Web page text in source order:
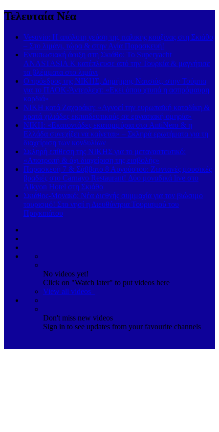
Τελευταία Νέα
Vesuvio: Η απόλυτη γεύση της ιταλικής κουζίνας στη Σκιάθο
– Στο λιμάνι, τώρα & στην Αγία Παρασκευή!
Εντυπωσιακή άφιξη στη Σκιάθο: Το Superyacht
ANASTASIA K κατέπλευσε από την Τουρκία & μαγνήτισε
τα βλέμματα στο λιμάνι
Ο πρόεδρος της ΝΙΚΗΣ, Δημήτρης Νατσιός, στην Τούμπα
για το ΠΑΟΚ-Άντερλεχτ: «Εκεί όπου χτυπά η ασπρόμαυρη
καρδιά»
ΝΙΚΗ κατά Ζαχαράκη: «Αγνοεί την ευρωπαϊκή καταδίκη &
κρατά χιλιάδες εκπαιδευτικούς σε εργασιακή ομηρία»
ΝΙΚΗ: «Εκατοντάδες εκατομμύρια στο AntiNero & η
Ελλάδα συνεχίζει να καίγεται» – Σκληρά ερωτήματα για τη
διαχείριση των κονδυλίων
Σκληρή επίθεση της ΝΙΚΗΣ για το μεταναστευτικό:
«Αποτροπή & όχι διαχείριση της εισβολής»
Παρασκευή 7 & Σάββατο 8 Αυγούστου: Ζωντανές μουσικές
βραδιές στο Carnayo Restaurant! Δύο μοναδικά live στο
Alkyon Hotel στη Σκιάθο
Σκιάθος-Μονακό: Νέα διεθνής συμμαχία για τον βιώσιμο
τουρισμό! Στο νησί η Διευθύντρια Τουρισμού του
Πριγκιπάτου
No videos yet!
Click on "Watch later" to put videos here
View all videos
Don't miss new videos
Sign in to see updates from your favourite channels